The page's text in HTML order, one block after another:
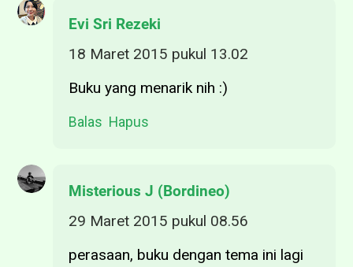
Evi Sri Rezeki
18 Maret 2015 pukul 13.02
Buku yang menarik nih :)
Balas Hapus
Misterious J (Bordineo)
29 Maret 2015 pukul 08.56
perasaan, buku dengan tema ini lagi